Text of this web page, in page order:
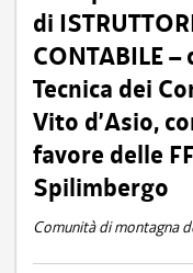
di
CONTABILE –
Tecnica dei
Vito d’Asio,
favore delle
Spilimbergo
Comunità di montagna